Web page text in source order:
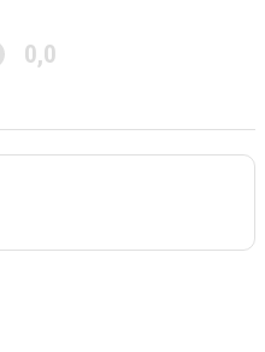
0,0